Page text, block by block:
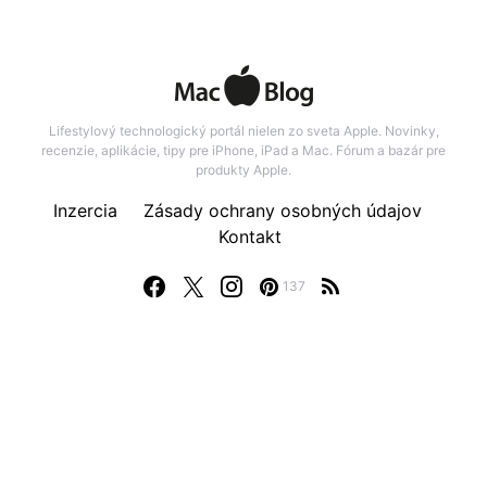
Lifestylový technologický portál nielen zo sveta Apple. Novinky,
recenzie, aplikácie, tipy pre iPhone, iPad a Mac. Fórum a bazár pre
produkty Apple.
137
Inzercia
Zásady ochrany osobných údajov
Kontakt